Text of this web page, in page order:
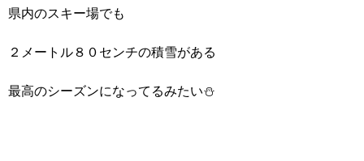
県内のスキー場でも
２メートル８０センチの積雪がある
最高のシーズンになってるみたい⛄